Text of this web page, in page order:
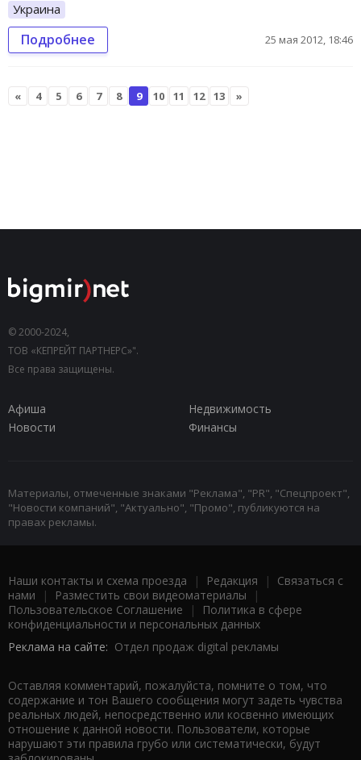
Украина
Подробнее 25 мая 2012, 18:46
« 4 5 6 7 8 9 10 11 12 13 »
© 2000-2024,
ТОВ «КЕПРЕЙТ ПАРТНЕРС»".
Все права защищены.
Афиша
Недвижимость
Новости
Финансы
Материалы, отмеченные знаками "Реклама", "PR", "Спецпроект",
"Новости компаний", "Актуально", "Промо", публикуются на
правах рекламы.
Наши контакты и схема проезда | Редакция | Связаться с
нами | Разместить свои видеоматериалы |
Пользовательское Соглашение |
Политика в сфере
конфиденциальности и персональных данных
Реклама на сайте: Отдел продаж digital рекламы
Оставляя комментарий, пожалуйста, помните о том, что
содержание и тон Вашего сообщения могут задеть чувства
реальных людей, непосредственно или косвенно имеющих
отношение к данной новости. Пользователи, которые
нарушают эти правила грубо или систематически, будут